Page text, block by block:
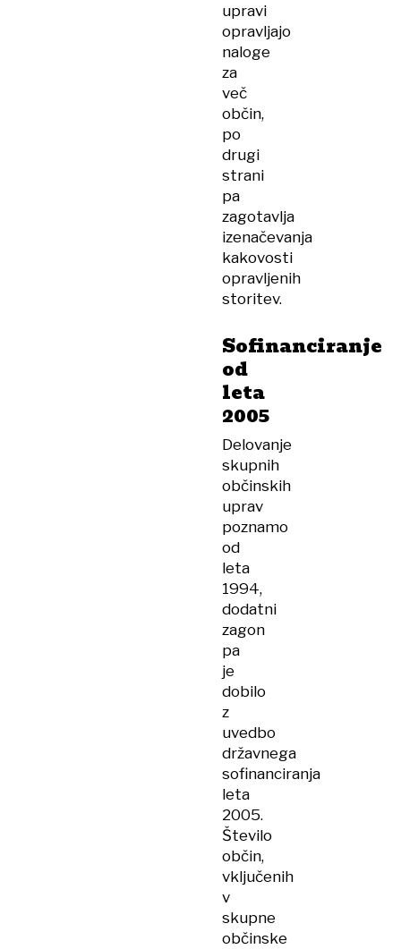
upravi
opravljajo
naloge
za
več
občin,
po
drugi
strani
pa
zagotavlja
izenačevanja
kakovosti
opravljenih
storitev.
Sofinanciranje
od
leta
2005
Delovanje
skupnih
občinskih
uprav
poznamo
od
leta
1994,
dodatni
zagon
pa
je
dobilo
z
uvedbo
državnega
sofinanciranja
leta
2005.
Število
občin,
vključenih
v
skupne
občinske